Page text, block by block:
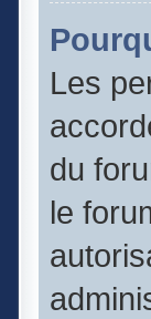
Les
du
le